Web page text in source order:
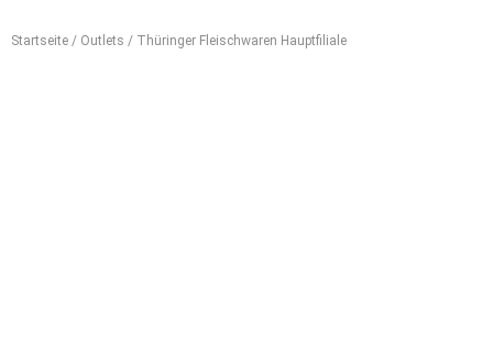
Startseite / Outlets / Thüringer Fleischwaren Hauptfiliale